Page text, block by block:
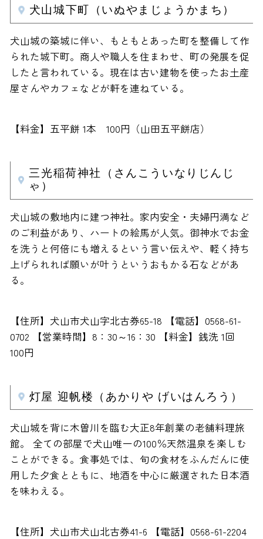
犬山城下町（いぬやまじょうかまち）
犬山城の築城に伴い、もともとあった町を整備して作
られた城下町。商人や職人を住まわせ、町の発展を促
したと言われている。現在は古い建物を使ったお土産
屋さんやカフェなどが軒を連ねている。
【料金】五平餅 1本 100円（山田五平餅店）
三光稲荷神社（さんこういなりじんじ
ゃ）
犬山城の敷地内に建つ神社。家内安全・夫婦円満など
のご利益があり、ハートの絵馬が人気。御神水でお金
を洗うと何倍にも増えるという言い伝えや、軽く持ち
上げられれば願いが叶うというおもかる石などがあ
る。
【住所】犬山市犬山字北古券65-18 【電話】0568-61-
0702 【営業時間】8：30～16：30 【料金】銭洗 1回
100円
灯屋 迎帆楼（あかりや げいはんろう）
犬山城を背に木曽川を臨む大正8年創業の老舗料理旅
館。 全ての部屋で犬山唯一の100％天然温泉を楽しむ
ことができる。食事処では、旬の食材をふんだんに使
用した夕食とともに、地酒を中心に厳選された日本酒
を味わえる。
【住所】犬山市犬山北古券41-6 【電話】0568-61-2204